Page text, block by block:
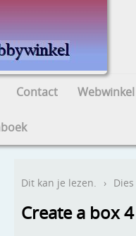
Contact Webwinkel
Dit kan je lezen. ›
Create a box